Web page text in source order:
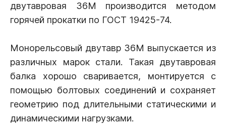
двутавровая 36М производится методом
горячей прокатки по ГОСТ 19425-74.
Монорельсовый двутавр 36М выпускается из
различных марок стали. Такая двутавровая
балка хорошо сваривается, монтируется с
помощью болтовых соединений и сохраняет
геометрию под длительными статическими и
динамическими нагрузками.